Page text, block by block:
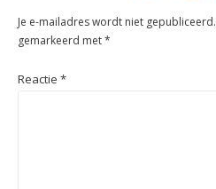
Je e-mailadres wordt niet gepubliceerd.
gemarkeerd met*
Reactie *